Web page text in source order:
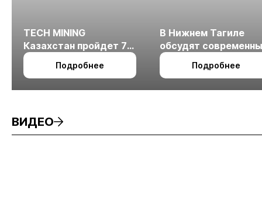
TECH MINING
Казахстан пройдет 7
октября в Алматы
Подробнее
В Нижнем Тагиле
обсудят
технологии
измельчения
Подробнее
ВИДЕО